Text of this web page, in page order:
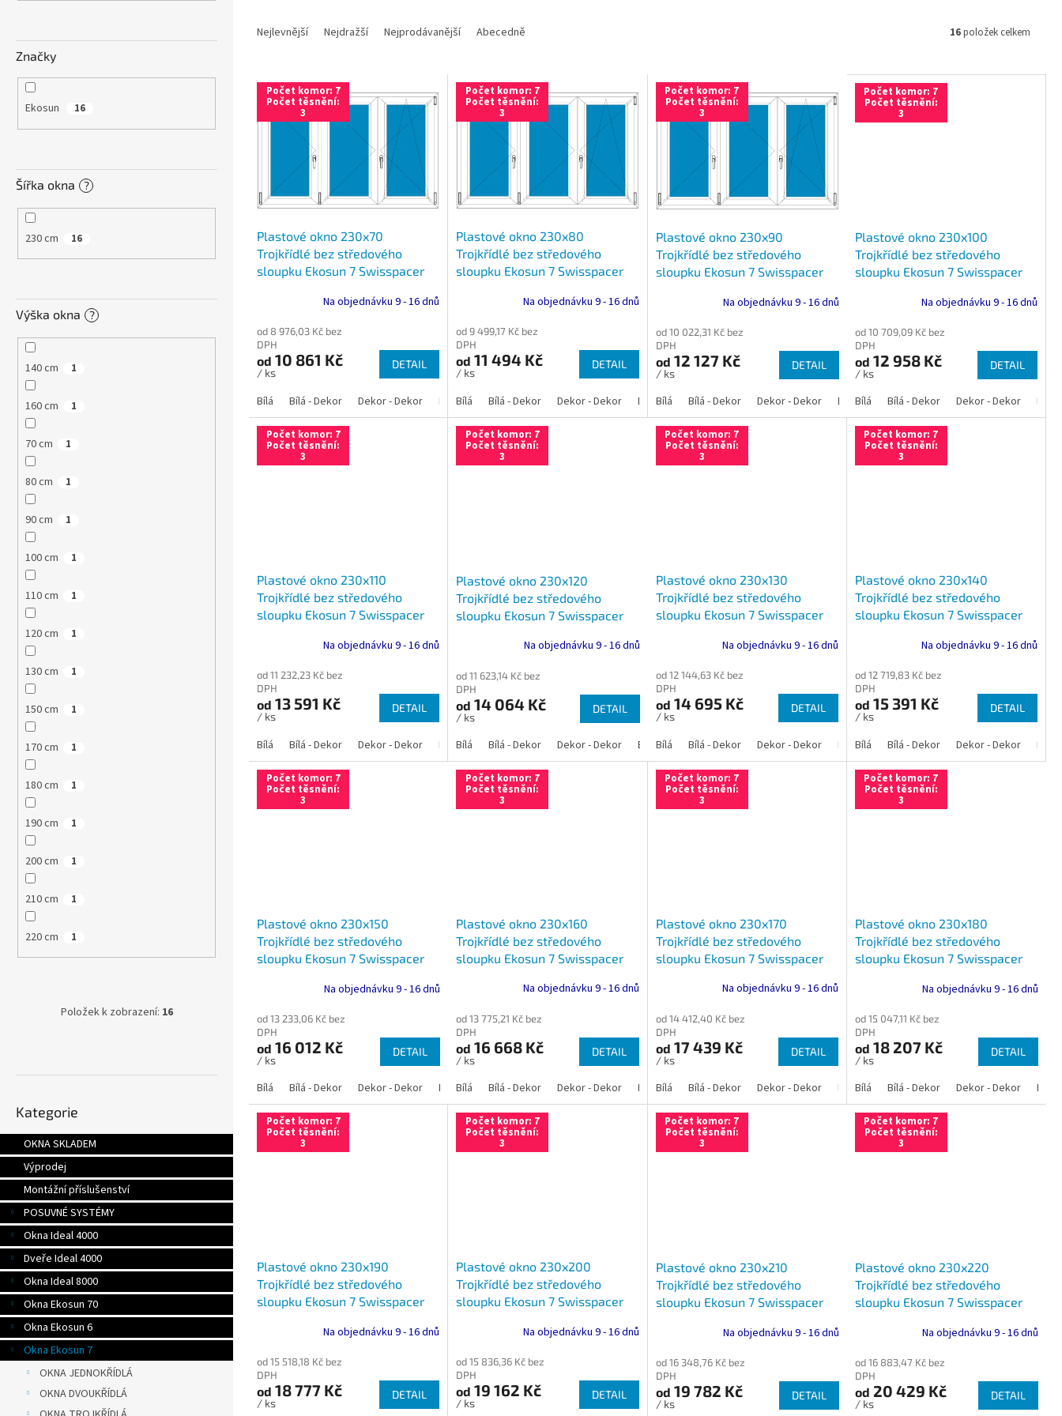
Značky
Ekosun 16
Šířka okna ?
230 cm 16
Výška okna ?
140 cm 1
160 cm 1
70 cm 1
80 cm 1
90 cm 1
100 cm 1
110 cm 1
120 cm 1
130 cm 1
150 cm 1
170 cm 1
180 cm 1
190 cm 1
200 cm 1
210 cm 1
220 cm 1
Položek k zobrazení: 16
kategorie
Kategorie
OKNA SKLADEM
Výprodej
Montážní příslušenství
POSUVNÉ SYSTÉMY
Okna Ideal 4000
Dveře Ideal 4000
Okna Ideal 8000
Okna Ekosun 70
Okna Ekosun 6
Okna Ekosun 7
OKNA JEDNOKŘÍDLÁ
OKNA DVOUKŘÍDLÁ
n
p
Nejlevnější Nejdražší Nejprodávanější Abecedně 16položek celkem
V
p
Počet komor: 7
Počet těsnění:
3
Plastové okno 230x70
Trojkřídlé bez středového
sloupku Ekosun 7 Swisspacer
Na objednávku 9 - 16 dnů
od 8 976,03 Kč bez
DPH
od 10 861 Kč
/ ks
DETAIL
Bílá Bílá - Dekor Dekor - Dekor Bílá - Antracit Bílá - Zlatý dub Bílá - Tmavý dub Bílá - Ořech Bílá - Mahagon Antracit Zlatý dub Tmavý dub Ořech
Počet komor: 7
Počet těsnění:
3
Plastové okno 230x80
Trojkřídlé bez středového
sloupku Ekosun 7 Swisspacer
Na objednávku 9 - 16 dnů
od 9 499,17 Kč bez
DPH
od 11 494 Kč
/ ks
DETAIL
Bílá Bílá - Dekor Dekor - Dekor Bílá - Antracit Bílá - Zlatý dub Bílá - Tmavý dub Bílá - Ořech Bílá - Mahagon
Počet komor: 7
Počet těsnění:
3
Plastové okno 230x90
Trojkřídlé bez středového
sloupku Ekosun 7 Swisspacer
Na objednávku 9 - 16 dnů
od 10 022,31 Kč bez
DPH
od 12 127 Kč
/ ks
DETAIL
Bílá Bílá - Dekor Dekor - Dekor Bílá - Antracit Bílá - Zlatý dub Bílá - Tmavý
Počet komor: 7
Počet těsnění:
3
Plastové okno 230x100
Trojkřídlé bez středového
sloupku Ekosun 7 Swisspacer
Na objednávku 9 - 16 dnů
od 10 709,09 Kč bez
DPH
od 12 958 Kč
/ ks
DETAIL
Bílá Bílá - Dekor Dekor - Dekor Bílá
Počet komor: 7
Počet těsnění:
3
Plastové okno 230x110
Trojkřídlé bez středového
sloupku Ekosun 7 Swisspacer
Na objednávku 9 - 16 dnů
od 11 232,23 Kč bez
DPH
od 13 591 Kč
/ ks
DETAIL
Bílá Bílá - Dekor Dekor - Dekor Bílá - Antracit Bílá - Zlatý dub Bílá - Tmavý dub Bílá - Ořech Bílá - Mahagon Antracit Zlatý dub Tmavý dub Ořech
Počet komor: 7
Počet těsnění:
3
Plastové okno 230x120
Trojkřídlé bez středového
sloupku Ekosun 7 Swisspacer
Na objednávku 9 - 16 dnů
od 11 623,14 Kč bez
DPH
od 14 064 Kč
/ ks
DETAIL
Bílá Bílá - Dekor Dekor - Dekor Bílá - Antracit Bílá - Zlatý dub Bílá - Tmavý dub Bílá - Ořech Bílá - Mahagon
Počet komor: 7
Počet těsnění:
3
Plastové okno 230x130
Trojkřídlé bez středového
sloupku Ekosun 7 Swisspacer
Na objednávku 9 - 16 dnů
od 12 144,63 Kč bez
DPH
od 14 695 Kč
/ ks
DETAIL
Bílá Bílá - Dekor Dekor - Dekor Bílá - Antracit Bílá - Zlatý dub Bílá - Tmavý
Počet komor: 7
Počet těsnění:
3
Plastové okno 230x140
Trojkřídlé bez středového
sloupku Ekosun 7 Swisspacer
Na objednávku 9 - 16 dnů
od 12 719,83 Kč bez
DPH
od 15 391 Kč
/ ks
DETAIL
Bílá Bílá - Dekor Dekor - Dekor Bílá
Počet komor: 7
Počet těsnění:
3
Plastové okno 230x150
Trojkřídlé bez středového
sloupku Ekosun 7 Swisspacer
Na objednávku 9 - 16 dnů
od 13 233,06 Kč bez
DPH
od 16 012 Kč
/ ks
DETAIL
Bílá Bílá - Dekor Dekor - Dekor Bílá - Antracit Bílá - Zlatý dub Bílá - Tmavý dub Bílá - Ořech Bílá - Mahagon Antracit Zlatý dub Tmavý dub Ořech
Počet komor: 7
Počet těsnění:
3
Plastové okno 230x160
Trojkřídlé bez středového
sloupku Ekosun 7 Swisspacer
Na objednávku 9 - 16 dnů
od 13 775,21 Kč bez
DPH
od 16 668 Kč
/ ks
DETAIL
Bílá Bílá - Dekor Dekor - Dekor Bílá - Antracit Bílá - Zlatý dub Bílá - Tmavý dub Bílá - Ořech Bílá - Mahagon
Počet komor: 7
Počet těsnění:
3
Plastové okno 230x170
Trojkřídlé bez středového
sloupku Ekosun 7 Swisspacer
Na objednávku 9 - 16 dnů
od 14 412,40 Kč bez
DPH
od 17 439 Kč
/ ks
DETAIL
Bílá Bílá - Dekor Dekor - Dekor Bílá - Antracit Bílá - Zlatý dub Bílá - Tmavý
Počet komor: 7
Počet těsnění:
3
Plastové okno 230x180
Trojkřídlé bez středového
sloupku Ekosun 7 Swisspacer
Na objednávku 9 - 16 dnů
od 15 047,11 Kč bez
DPH
od 18 207 Kč
/ ks
DETAIL
Bílá Bílá - Dekor Dekor - Dekor Bílá
Počet komor: 7
Počet těsnění:
3
Plastové okno 230x190
Trojkřídlé bez středového
sloupku Ekosun 7 Swisspacer
Na objednávku 9 - 16 dnů
od 15 518,18 Kč bez
DPH
od 18 777 Kč
/ ks
DETAIL
Počet komor: 7
Počet těsnění:
3
Plastové okno 230x200
Trojkřídlé bez středového
sloupku Ekosun 7 Swisspacer
Na objednávku 9 - 16 dnů
od 15 836,36 Kč bez
DPH
od 19 162 Kč
/ ks
DETAIL
Počet komor: 7
Počet těsnění:
3
Plastové okno 230x210
Trojkřídlé bez středového
sloupku Ekosun 7 Swisspacer
Na objednávku 9 - 16 dnů
od 16 348,76 Kč bez
DPH
od 19 782 Kč
/ ks
DETAIL
Počet komor: 7
Počet těsnění:
3
Plastové okno 230x220
Trojkřídlé bez středového
sloupku Ekosun 7 Swisspacer
Na objednávku 9 - 16 dnů
od 16 883,47 Kč bez
DPH
od 20 429 Kč
/ ks
DETAIL